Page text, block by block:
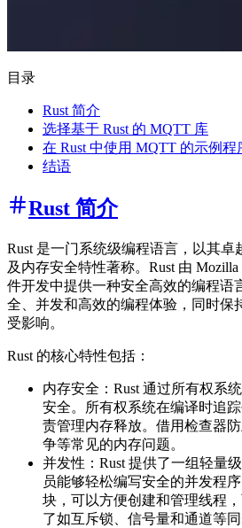
目录
Rust 简介
选择基于 Rust 的 MQTT 库
在 Rust 中使用 MQTT 的示例程
结语
Rust 简介
Rust 是一门系统级编程语言，以其卓
及内存安全特性著称。Rust 由
件开发中提供一种安全高效的编程语
全、并发和高效的编程体验，同时保
受影响。
Rust 的核心特性包括：
内存安全：Rust 通过所有权系
安全。所有权系统在编译时追
责管理内存释放。借用检查器
争等常见的内存问题。
并发性：Rust 提供了一组轻量
员能够轻松编写安全的并发程序
块，可以方便创建和管理线程
了如互斥锁、信号量和通道等